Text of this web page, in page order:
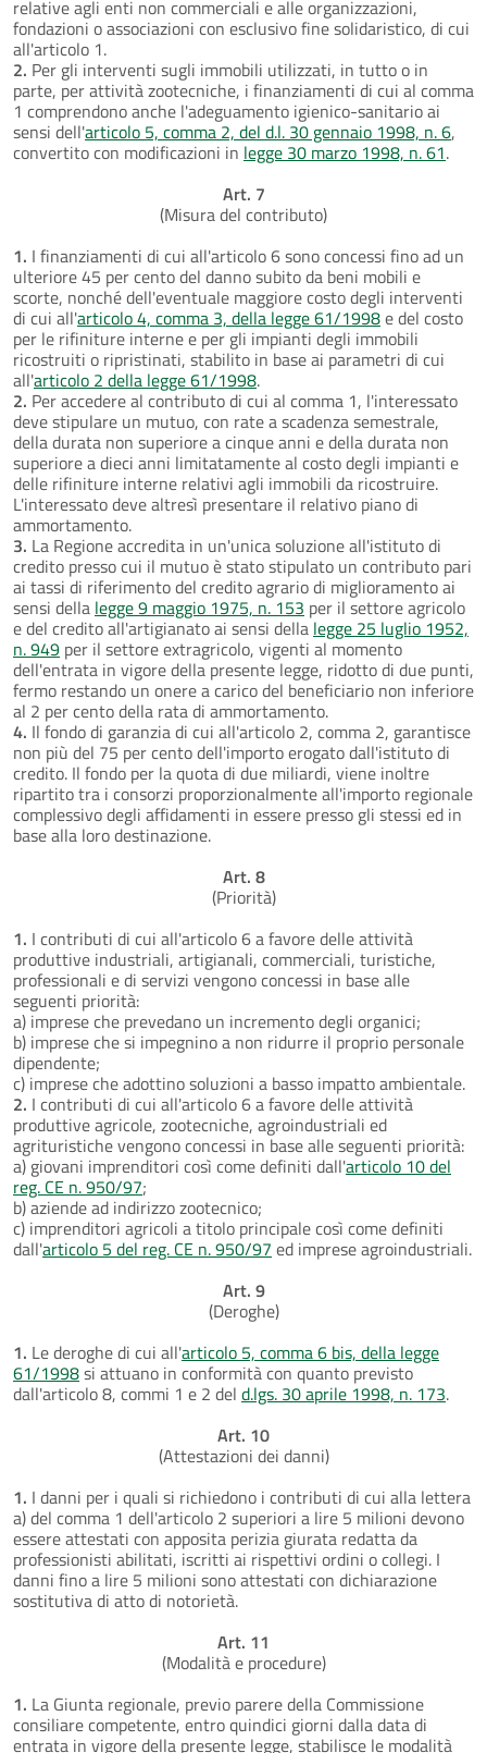
relative agli enti non commerciali e alle organizzazioni,
fondazioni o associazioni con esclusivo fine solidaristico, di cui
all'articolo 1.
2. Per gli interventi sugli immobili utilizzati, in tutto o in
parte, per attività zootecniche, i finanziamenti di cui al comma
1 comprendono anche l'adeguamento igienico-sanitario ai
sensi dell'articolo 5, comma 2, del d.l. 30 gennaio 1998, n. 6,
convertito con modificazioni in legge 30 marzo 1998, n. 61.
Art. 7
(Misura del contributo)
1. I finanziamenti di cui all'articolo 6 sono concessi fino ad un
ulteriore 45 per cento del danno subito da beni mobili e
scorte, nonché dell'eventuale maggiore costo degli interventi
di cui all'articolo 4, comma 3, della legge 61/1998e del costo
per le rifiniture interne e per gli impianti degli immobili
ricostruiti o ripristinati, stabilito in base ai parametri di cui
all'articolo 2 della legge 61/1998.
2. Per accedere al contributo di cui al comma 1, l'interessato
deve stipulare un mutuo, con rate a scadenza semestrale,
della durata non superiore a cinque anni e della durata non
superiore a dieci anni limitatamente al costo degli impianti e
delle rifiniture interne relativi agli immobili da ricostruire.
L'interessato deve altresì presentare il relativo piano di
ammortamento.
3. La Regione accredita in un'unica soluzione all'istituto di
credito presso cui il mutuo è stato stipulato un contributo pari
ai tassi di riferimento del credito agrario di miglioramento ai
sensi della legge 9 maggio 1975, n. 153 per il settore agricolo
e del credito all'artigianato ai sensi della legge 25 luglio 1952,
n. 949 per il settore extragricolo, vigenti al momento
dell'entrata in vigore della presente legge, ridotto di due punti,
fermo restando un onere a carico del beneficiario non inferiore
al 2 per cento della rata di ammortamento.
4. Il fondo di garanzia di cui all'articolo 2, comma 2, garantisce
non più del 75 per cento dell'importo erogato dall'istituto di
credito. Il fondo per la quota di due miliardi, viene inoltre
ripartito tra i consorzi proporzionalmente all'importo regionale
complessivo degli affidamenti in essere presso gli stessi ed in
base alla loro destinazione.
Art. 8
(Priorità)
1. I contributi di cui all'articolo 6 a favore delle attività
produttive industriali, artigianali, commerciali, turistiche,
professionali e di servizi vengono concessi in base alle
seguenti priorità:
a) imprese che prevedano un incremento degli organici;
b) imprese che si impegnino a non ridurre il proprio personale
dipendente;
c) imprese che adottino soluzioni a basso impatto ambientale.
2. I contributi di cui all'articolo 6 a favore delle attività
produttive agricole, zootecniche, agroindustriali ed
agrituristiche vengono concessi in base alle seguenti priorità:
a) giovani imprenditori così come definiti dall'articolo 10 del
reg. CE n. 950/97;
b) aziende ad indirizzo zootecnico;
c) imprenditori agricoli a titolo principale così come definiti
dall'articolo 5 del reg. CE n. 950/97 ed imprese agroindustriali.
Art. 9
(Deroghe)
1. Le deroghe di cui all'articolo 5, comma 6 bis, della legge
61/1998si attuano in conformità con quanto previsto
dall'articolo 8, commi 1 e 2 del d.lgs. 30 aprile 1998, n. 173.
Art. 10
(Attestazioni dei danni)
1. I danni per i quali si richiedono i contributi di cui alla lettera
a) del comma 1 dell'articolo 2 superiori a lire 5 milioni devono
essere attestati con apposita perizia giurata redatta da
professionisti abilitati, iscritti ai rispettivi ordini o collegi. I
danni fino a lire 5 milioni sono attestati con dichiarazione
sostitutiva di atto di notorietà.
Art. 11
(Modalità e procedure)
1. La Giunta regionale, previo parere della Commissione
consiliare competente, entro quindici giorni dalla data di
entrata in vigore della presente legge, stabilisce le modalità